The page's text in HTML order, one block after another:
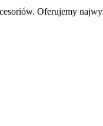
Oferujemy